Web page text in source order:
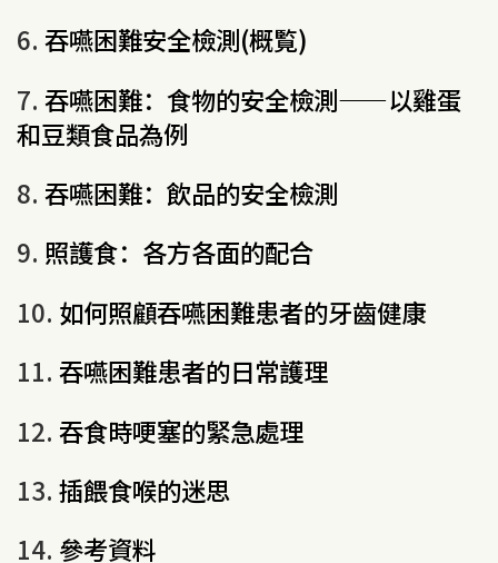
6. 吞嚥困難安全檢測(概覧)
7. 吞嚥困難：食物的安全檢測——以雞蛋
和豆類食品為例
8. 吞嚥困難：飲品的安全檢測
9. 照護食：各方各面的配合
10. 如何照顧吞嚥困難患者的牙齒健康
11. 吞嚥困難患者的日常護理
12. 吞食時哽塞的緊急處理
13. 插餵食喉的迷思
14. 參考資料